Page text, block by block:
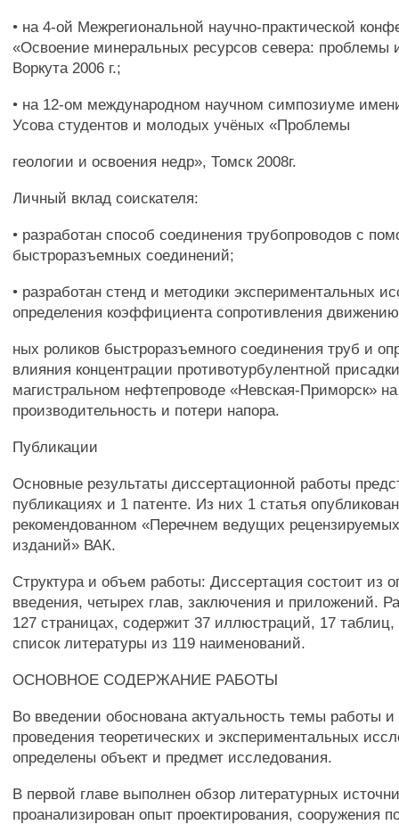
• на 4-ой Межрегиональной научно-практической
«Освоение минеральных ресурсов севера: проблемы
Воркута 2006 г.;
• на 12-ом международном научном симпозиуме
Усова студентов и молодых учёных «Проблемы
геологии и освоения недр», Томск 2008г.
Личный вклад соискателя:
• разработан способ соединения трубопроводов с
быстроразъемных соединений;
• разработан стенд и методики экспериментальных
определения коэффициента сопротивления
ных роликов быстроразъемного соединения труб и
влияния концентрации противотурбулентной
магистральном нефтепроводе «Невская-Приморск» на
производительность и потери напора.
Публикации
Основные результаты диссертационной работы
публикациях и 1 патенте. Из них 1 статья
рекомендованном «Перечнем ведущих
изданий» ВАК.
Структура и объем работы: Диссертация состоит из
введения, четырех глав, заключения и приложений.
127 страницах, содержит 37 иллюстраций, 17
список литературы из 119 наименований.
ОСНОВНОЕ СОДЕРЖАНИЕ РАБОТЫ
Во введении обоснована актуальность темы работы
проведения теоретических и экспериментальных
определены объект и предмет исследования.
В первой главе выполнен обзор литературных
проанализирован опыт проектирования, сооружения